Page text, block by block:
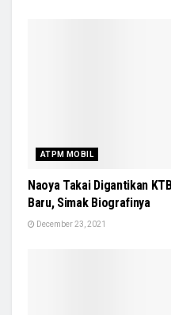
ATPM MOBIL
Naoya Takai Digantikan
Baru, Simak Biografinya
December 23, 2021